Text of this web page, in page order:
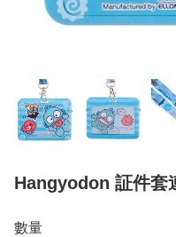
Hangyodon 証件套
數量